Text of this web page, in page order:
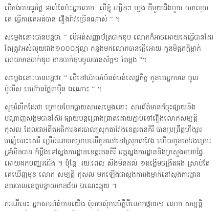
បើចង់បានធូរថ្លៃ ទាល់តែប៉ះអ្នកបោក បើខ្ញុំ ហ្សីនៗ ហ្មង គឺមួយដឹងមួយ យកលុយ
គេ ធ្វើការគេអត់បាន រឿងរ៉ាវច្រើនណាស់ “ ។
សម្លេងនោះបានបន្តថា: “ បើអត់សញ្ញាប័ត្របាក់ឌុប លោកក៏អាចអោយគេធ្វើបានដែរ
តែត្រូវអស់លុយជាង១០០០ដុល្លា កន្លងមកលោកបានធ្វើអោយ កូនមិត្តភក្តិម្នាក់
អោយមានបាក់ឌុប មានបាក់ឌុបចូលបានស័ក្ត១ តែម្តង “។
សម្លេងនោះបានបន្តថា: “ បើនៅប៉ោយប៉ែតតំបន់សេដ្ឋកិច្ច កូនគេអ្នកមាន ចូល
ប៉ូលីស គេហ៊ានថ្លៃ៣ម៉ឺន ឯណោះ “ ។
សូមរំលឹកដែរថា ក្រោយបែកធ្លាយសារសម្លេងនោះ សារព័ត៌មានក័ចុះផ្សាយនិង
បណ្តាញសង្គមបានស៊ែរ ផ្សាយបន្តព្រោងព្រាតដោយភ្ជាប់ទៅរឿងលោកសម្បត្តិ
កុសល ដែលជាអតីតអធិការនគរបាលស្រុកតាវែងខេត្តរតនគិរី បានប្រព្រឹត្តហឹង្សារ
បាញ់បោះសេរី ប្រើអំណាចគម្រាមលើកូនចៅនៅស្រុកតាវែង ហើយកូនចៅរងគ្រោះ
ទ្រាំមិនបាន ក៏ប្តឹងទៅស្នងការដ្ឋានខេត្តរតនគិរី អគ្គស្នងការដ្ឋាននិងក្រសួងមហាផ្ទៃ
អោយដកបញ្ឈរជើង ។ ប៉ុន្តែ រយ:ពេល សឹងមិនដល់ ១ដង្ហើមចង្រឹតផង ស្រាប់តែ
គេឃើញមុខ លោក សម្បត្តិ កុសល មកឡើងជាស្នងការរងម្នាក់នៅស្នងការដ្ឋាន
នគរបាលខេត្តបន្ទាយមានជ័យ ឯណេះឆ្កុយ ។
ករណីនេះ អ្នកសារព័ត៌មានយើង ពុំអាចសុំការបំភ្លឺពីលោកផ្កាយ១ លោក សម្បត្តិ